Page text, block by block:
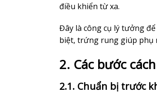
điều khiển từ xa.
Đây là công cụ lý tưởng
biệt, trứng rung giúp phụ
2. Các bước
2.1. Chuẩn bị trước